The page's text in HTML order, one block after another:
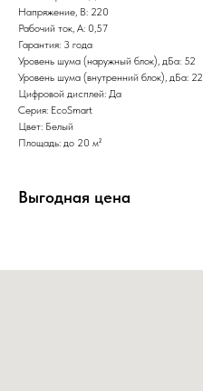
Напряжение, В: 220
Рабочий ток, А: 0,57
Гарантия: 3 года
Уровень шума (наружный блок), дБа: 52
Уровень шума (внутренний блок), дБа: 22
Цифровой дисплей: Да
Серия: EcoSmart
Цвет: Белый
Площадь: до 20 м²
Выгодная цена